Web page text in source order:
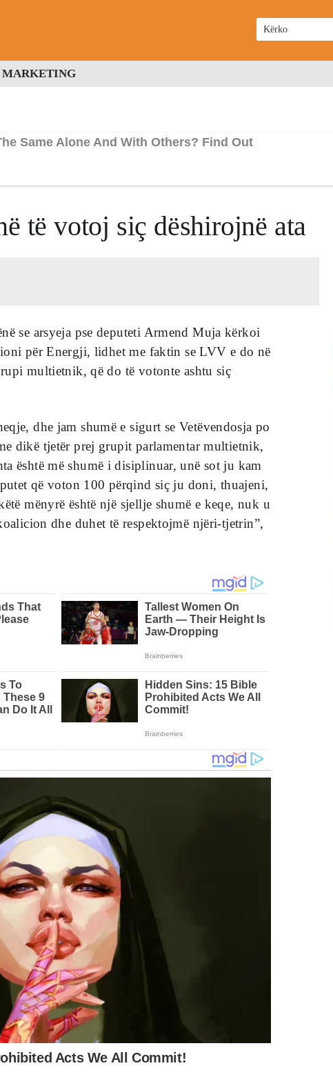
MARKETING
të votoj siç dëshirojnë ata
se arsyeja pse deputeti Armend Muja kërkoi
për Energji, lidhet me faktin se LVV e do në
multietnik, që do të votonte ashtu siç
dhe jam shumë e sigurt se Vetëvendosja po
dikë tjetër prej grupit parlamentar multietnik,
është më shumë i disiplinuar, unë sot ju kam
që voton 100 përqind siç ju doni, thuajeni,
mënyrë është një sjellje shumë e keqe, nuk u
dhe duhet të respektojmë njëri-tjetrin”,